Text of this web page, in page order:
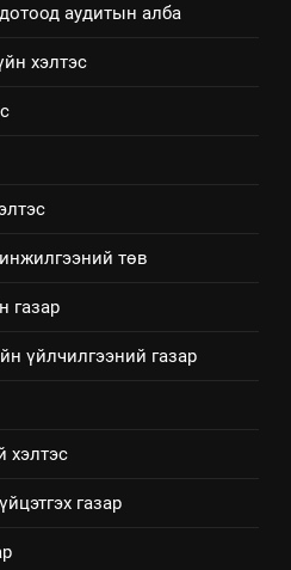
аудитын алба
хэлтэс
төв
газар
үйлчилгээний газар
хэлтэс
газар
аймаг дахь салбар
зөвлөл” аяны хүрээнд
байгуулах арга
САЛБАР ЗӨВЛӨЛ
тайланд хийсэн
БАЙДАЛ
ажиллагаандаа мөрдөж